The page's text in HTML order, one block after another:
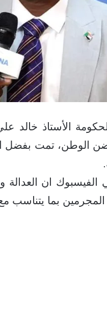
الأستاذ خالد
الوطن، تمت بفضل
ان
بما يتناسب